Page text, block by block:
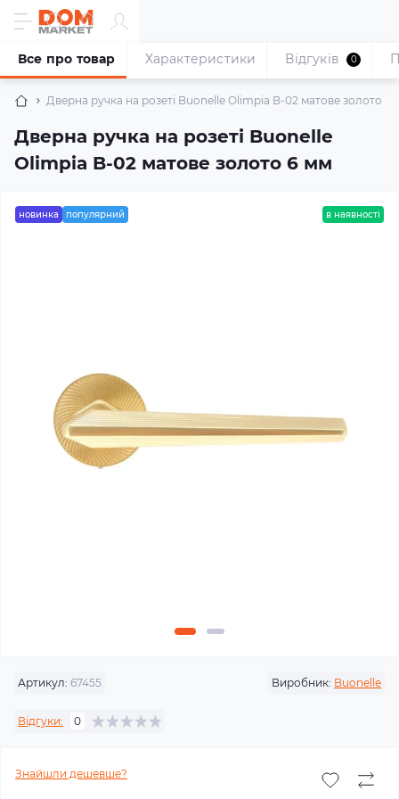
Дверна ручка на розеті Buonelle Olimpia B-02 матове золото 6
Дверна ручка на розеті Buonelle
Olimpia B-02 матове золото 6 мм
Все про товар Характеристики Відгуків 0
новинка популярний в наявності
Артикул: 67455 Виробник: Buonelle
Відгуки: 0
Знайшли дешевше?